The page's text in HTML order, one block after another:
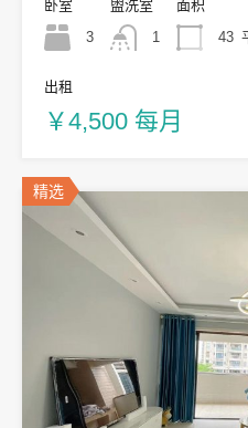
卧室
3
盥洗室
1
面积
43
出租
￥4,500 每月
精选